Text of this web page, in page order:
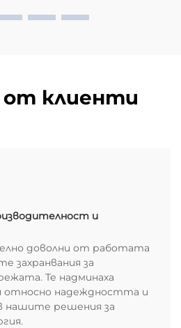
клиенти
и
доволни от работата
захранвания за
Те надминаха
относно надеждността и
решения за